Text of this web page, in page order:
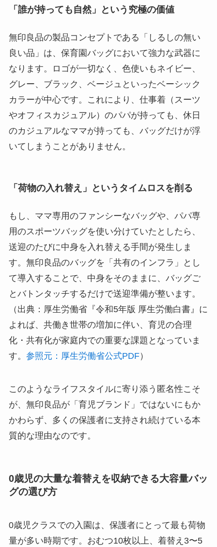
「誰が持っても自然」という究極の価値
無印良品の製品コンセプトである「しるしの無い
良い品」は、保育園バッグにおいて強力な武器に
なります。ロゴが一切なく、色使いもネイビー、
グレー、ブラック、ベージュといったベーシック
カラーが中心です。これにより、仕事着（スーツ
やオフィスカジュアル）のパパが持っても、休日
のカジュアルなママが持っても、バッグだけが浮
いてしまうことがありません。
「荷物の入れ替え」というタイムロスを削る
もし、ママ専用のファンシーなバッグや、パパ専
用のスポーツバッグを使い分けていたとしたら、
送迎のたびに中身を入れ替える手間が発生しま
す。無印良品のバッグを「共有のインフラ」とし
て導入することで、中身をそのままに、バッグご
とバトンタッチするだけで送迎準備が整います。
（出典：厚生労働省『令和5年版 厚生労働白書』に
よれば、共働き世帯の増加に伴い、育児の合理
化・共有化が家庭内での重要な課題となっていま
す。 参照元：厚生労働省公式PDF）
このようなライフスタイルに寄り添う匿名性こそ
が、無印良品が「育児ブランド」ではないにもか
かわらず、多くの保護者に支持され続けている本
質的な理由なのです。
0歳児の大量な着替えを収納できる大容量バッ
グの選び方
0歳児クラスでの入園は、保護者にとって最も荷物
量が多い時期です。おむつ10枚以上、着替え3〜5